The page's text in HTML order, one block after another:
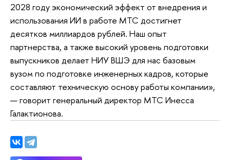
2028 году экономический эффект от внедрения и
использования ИИ в работе МТС достигнет
десятков миллиардов рублей. Наш опыт
партнерства, а также высокий уровень подготовки
выпускников делает НИУ ВШЭ для нас базовым
вузом по подготовке инженерных кадров, которые
составляют техническую основу работы компании»,
— говорит генеральный директор МТС Инесса
Галактионова.